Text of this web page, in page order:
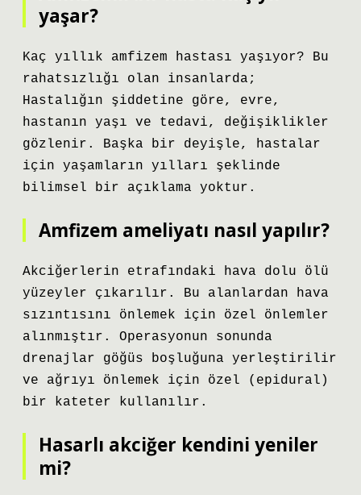
yaşar?
Kaç yıllık amfizem hastası yaşıyor? Bu
rahatsızlığı olan insanlarda;
Hastalığın şiddetine göre, evre,
hastanın yaşı ve tedavi, değişiklikler
gözlenir. Başka bir deyişle, hastalar
için yaşamların yılları şeklinde
bilimsel bir açıklama yoktur.
Amfizem ameliyatı nasıl yapılır?
Akciğerlerin etrafındaki hava dolu ölü
yüzeyler çıkarılır. Bu alanlardan hava
sızıntısını önlemek için özel önlemler
alınmıştır. Operasyonun sonunda
drenajlar göğüs boşluğuna yerleştirilir
ve ağrıyı önlemek için özel (epidural)
bir kateter kullanılır.
Hasarlı akciğer kendini yeniler
mi?